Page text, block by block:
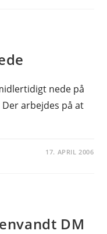
nede på
arbejdes på at
17. APRIL 2006
DM